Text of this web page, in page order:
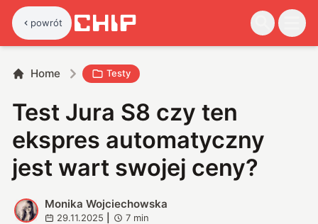
powrót
Home Testy
Test Jura S8 czy ten
ekspres automatyczny
jest wart swojej ceny?
M
Monika Wojciechowska
29.11.2025 7 min